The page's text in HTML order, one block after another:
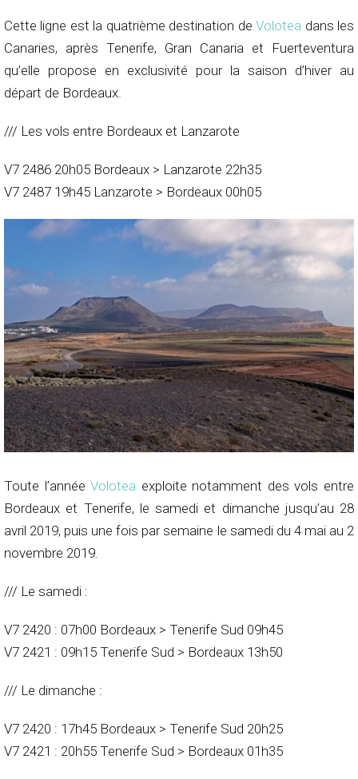
Cette ligne est la quatrième destination deVolotea dans les
Canaries, après Tenerife, Gran Canaria et Fuerteventura
qu’elle propose en exclusivité pour la saison d’hiver au
départ de Bordeaux.
/// Les vols entre Bordeaux et Lanzarote
V7 2486 20h05 Bordeaux > Lanzarote 22h35
V7 2487 19h45 Lanzarote > Bordeaux 00h05
Toute l’annéeVolotea exploite notamment des vols entre
Bordeaux et Tenerife, le samedi et dimanche jusqu’au 28
avril 2019, puis une fois par semaine le samedi du 4 mai au 2
novembre 2019.
/// Le samedi :
V7 2420 : 07h00 Bordeaux > Tenerife Sud 09h45
V7 2421 : 09h15 Tenerife Sud > Bordeaux 13h50
/// Le dimanche :
V7 2420 : 17h45 Bordeaux > Tenerife Sud 20h25
V7 2421 : 20h55 Tenerife Sud > Bordeaux 01h35